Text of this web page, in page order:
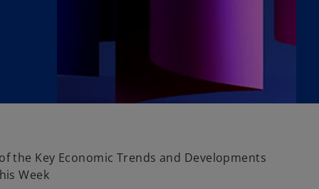
the Key Economic Trends and Developments
Week